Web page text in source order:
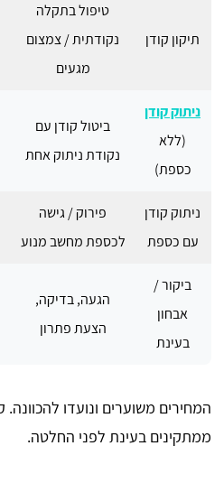
תיקון קודן
טיפול בתקלה
נקודתית / צמצום
מגעים
ניתוק קודן
(ללא
כספת)
ביטול קודן עם
נקודת ניתוק אחת
ניתוק קודן
עם כספת
פירוק / גישה
לכספת מחשב מנוע
ביקור /
אבחון
בעינת
הגעה, בדיקה,
הצעת פתרון
ממתקינים בעינת לפני החלטה.